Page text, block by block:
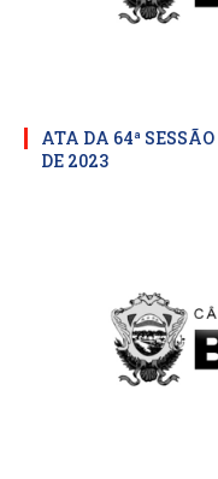
ATA DA 64ª
DE 2023